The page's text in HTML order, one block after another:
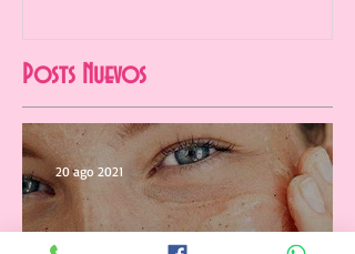
Posts Nuevos
20 ago 2021